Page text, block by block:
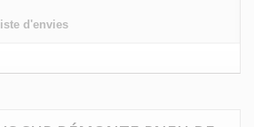
d'envies